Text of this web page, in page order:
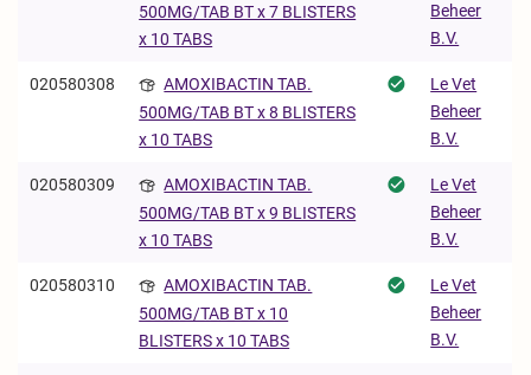
500MG/TAB BT x 7 BLISTERS
x 10 TABS
Beheer
B.V.
020580308
AMOXIBACTIN TAB.
500MG/TAB BT x 8 BLISTERS
x 10 TABS
Le Vet
Beheer
B.V.
020580309
AMOXIBACTIN TAB.
500MG/TAB BT x 9 BLISTERS
x 10 TABS
Le Vet
Beheer
B.V.
020580310
AMOXIBACTIN TAB.
500MG/TAB BT x 10
BLISTERS x 10 TABS
Le Vet
Beheer
B.V.